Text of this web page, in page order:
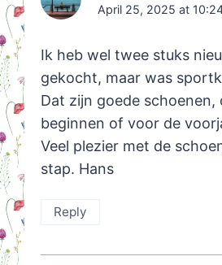
April 25, 2025 at
Ik heb wel twee stuks
gekocht, maar was
Dat zijn goede
beginnen of voor de
Veel plezier met de
stap. Hans
Reply